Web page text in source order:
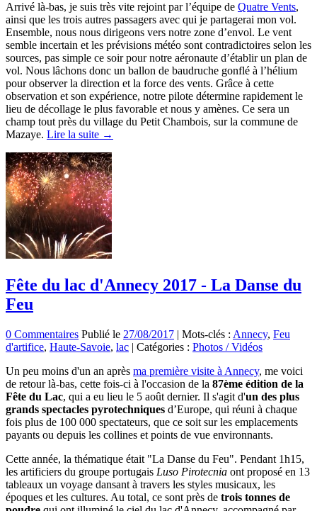
Arrivé là-bas, je suis très vite rejoint par l’équipe de Quatre Vents,
ainsi que les trois autres passagers avec qui je partagerai mon vol.
Ensemble, nous nous dirigeons vers notre zone d’envol. Le vent
semble incertain et les prévisions météo sont contradictoires selon les
sources, pas simple ce soir pour notre aéronaute d’établir un plan de
vol. Nous lâchons donc un ballon de baudruche gonflé à l’hélium
pour observer la direction et la force des vents. Grâce à cette
observation et son expérience, notre pilote détermine rapidement le
lieu de décollage le plus favorable et nous y amènes. Ce sera un
champ tout près du village du Petit Chambois, sur la commune de
Mazaye. Lire la suite →
Fête du lac d'Annecy 2017 - La Danse du
Feu
0 Commentaires Publié le 27/08/2017 | Mots-clés : Annecy, Feu
d'artifice, Haute-Savoie, lac | Catégories : Photos / Vidéos
Un peu moins d'un an après ma première visite à Annecy, me voici
de retour là-bas, cette fois-ci à l'occasion de la 87ème édition de la
Fête du Lac, qui a eu lieu le 5 août dernier. Il s'agit d'un des plus
grands spectacles pyrotechniques d’Europe, qui réuni à chaque
fois plus de 100 000 spectateurs, que ce soit sur les emplacements
payants ou depuis les collines et points de vue environnants.
Cette année, la thématique était "La Danse du Feu". Pendant 1h15,
les artificiers du groupe portugais Luso Pirotecnia ont proposé en 13
tableaux un voyage dansant à travers les styles musicaux, les
époques et les cultures. Au total, ce sont près de trois tonnes de